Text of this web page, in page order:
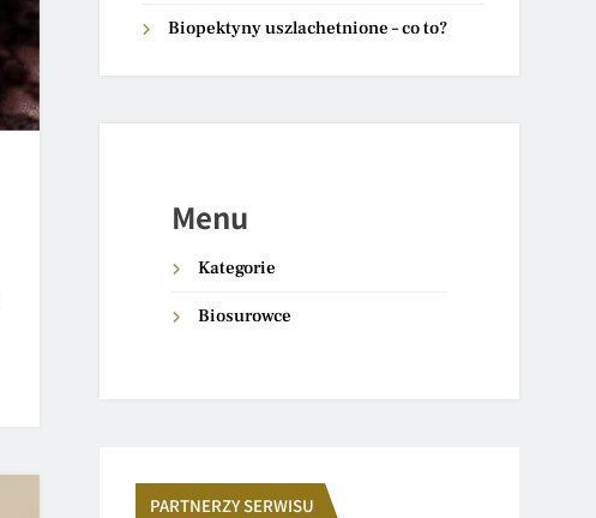
Biopektyny uszlachetnione – co to?
Menu
Kategorie
Biosurowce
PARTNERZY SERWISU